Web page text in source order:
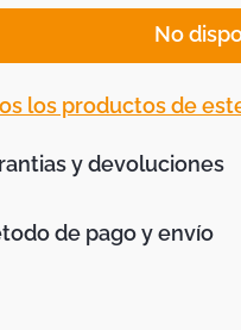
No
los productos de
y devoluciones
de pago y envío